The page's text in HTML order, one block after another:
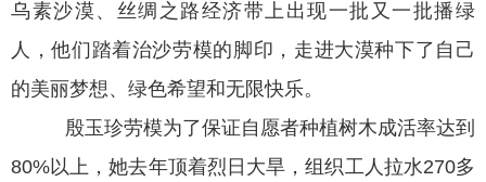
乌素沙漠、丝绸之路经济带上出现一批又一批播绿
人，他们踏着治沙劳模的脚印，走进大漠种下了自己
的美丽梦想、绿色希望和无限快乐。
殷玉珍劳模为了保证自愿者种植树木成活率达到
80%以上，她去年顶着烈日大旱，组织工人拉水270多